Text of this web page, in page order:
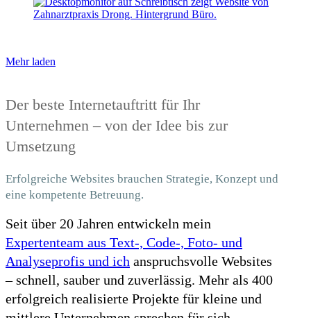
Mehr laden
Der beste Internetauftritt für Ihr
Unternehmen – von der Idee bis zur
Umsetzung
Erfolgreiche Websites brauchen Strategie, Konzept und
eine kompetente Betreuung.
Seit über 20 Jahren entwickeln mein
Expertenteam aus Text-, Code-, Foto- und
Analyseprofis und ich anspruchsvolle Websites
– schnell, sauber und zuverlässig. Mehr als 400
erfolgreich realisierte Projekte für kleine und